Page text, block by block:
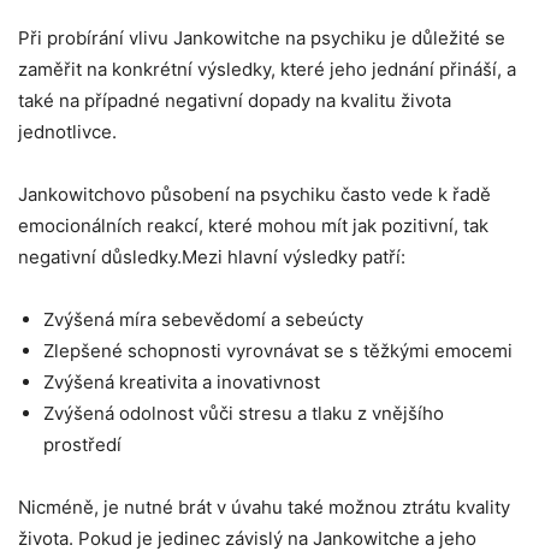
Při probírání vlivu Jankowitche na psychiku je důležité se
zaměřit na konkrétní výsledky, které jeho jednání přináší, a
také na případné negativní dopady na kvalitu života
jednotlivce.
Jankowitchovo působení na psychiku často vede k řadě
emocionálních reakcí, které mohou mít jak pozitivní, tak
negativní důsledky.Mezi hlavní výsledky patří:
Zvýšená míra sebevědomí a sebeúcty
Zlepšené schopnosti vyrovnávat se s těžkými emocemi
Zvýšená kreativita a inovativnost
Zvýšená odolnost vůči stresu a tlaku z vnějšího
prostředí
Nicméně, je nutné brát v úvahu také možnou ztrátu kvality
života. Pokud je jedinec závislý na Jankowitche a jeho